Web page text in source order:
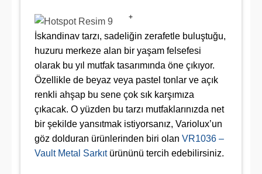
+
İskandinav tarzı, sadeliğin zerafetle buluştuğu,
huzuru merkeze alan bir yaşam felsefesi
olarak bu yıl mutfak tasarımında öne çıkıyor.
Özellikle de beyaz veya pastel tonlar ve açık
renkli ahşap bu sene çok sık karşımıza
çıkacak. O yüzden bu tarzı mutfaklarınızda net
bir şekilde yansıtmak istiyorsanız, Variolux’un
göz dolduran ürünlerinden biri olan VR1036 –
Vault Metal Sarkıtürününü tercih edebilirsiniz.